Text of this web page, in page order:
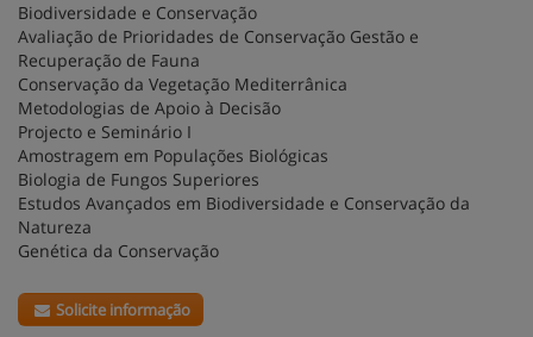
Biodiversidade e Conservação
Avaliação de Prioridades de Conservação Gestão e
Recuperação de Fauna
Conservação da Vegetação Mediterrânica
Metodologias de Apoio à Decisão
Projecto e Seminário I
Amostragem em Populações Biológicas
Biologia de Fungos Superiores
Estudos Avançados em Biodiversidade e Conservação da
Natureza
Genética da Conservação
Solicite informação